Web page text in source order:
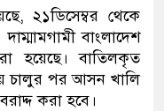
২১ডিসেম্বর থেকে
বাংলাদেশ
হয়েছে। বাতিলকৃত
চালুর পর আসন খালি
করা হবে।